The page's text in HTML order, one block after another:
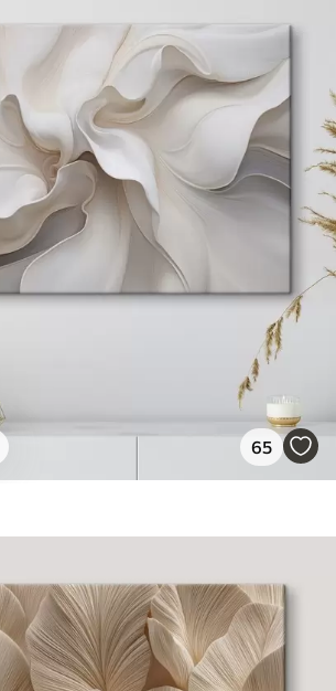
65